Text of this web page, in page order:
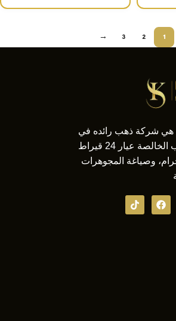
1
2
3
→
هي شركة ذهب رائده في
صناعة سبائك الذهب الخالصة عيار 24 قيراط
لكل جرام، وصياغة المجوهرات